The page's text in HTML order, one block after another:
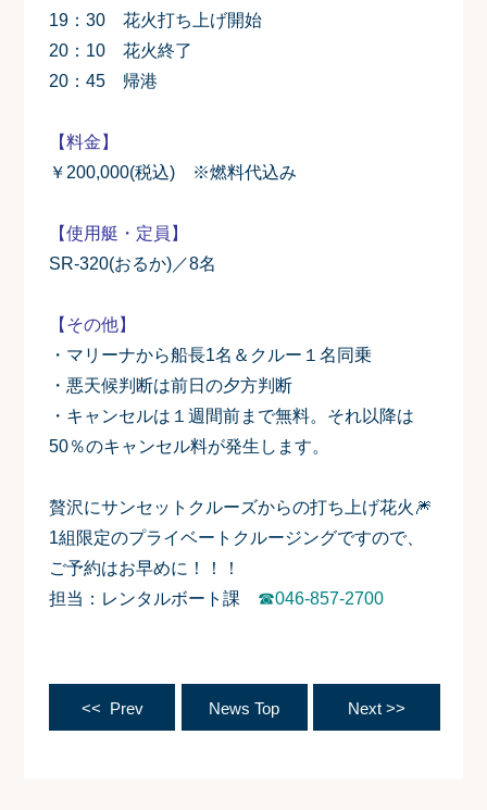
19：30 花火打ち上げ開始
20：10 花火終了
20：45 帰港
【料金】
￥200,000(税込) ※燃料代込み
【使用艇・定員】
SR-320(おるか)／8名
【その他】
・マリーナから船長1名＆クルー１名同乗
・悪天候判断は前日の夕方判断
・キャンセルは１週間前まで無料。それ以降は
50％のキャンセル料が発生します。
贅沢にサンセットクルーズからの打ち上げ花火🎆
1組限定のプライベートクルージングですので、
ご予約はお早めに！！！
担当：レンタルボート課
☎046-857-2700
<< Prev News Top Next >>